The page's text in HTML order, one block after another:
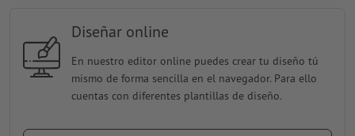
Diseñar online
En nuestro editor online puedes crear tu diseño tú
mismo de forma sencilla en el navegador. Para ello
cuentas con diferentes plantillas de diseño.